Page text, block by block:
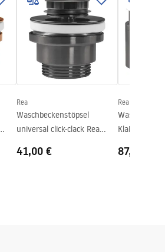
Rea
Waschbeckenstöpsel
universal click-clack Rea
41,00 €
Rea
Klak
87,00 €